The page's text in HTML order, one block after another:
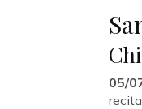
05/